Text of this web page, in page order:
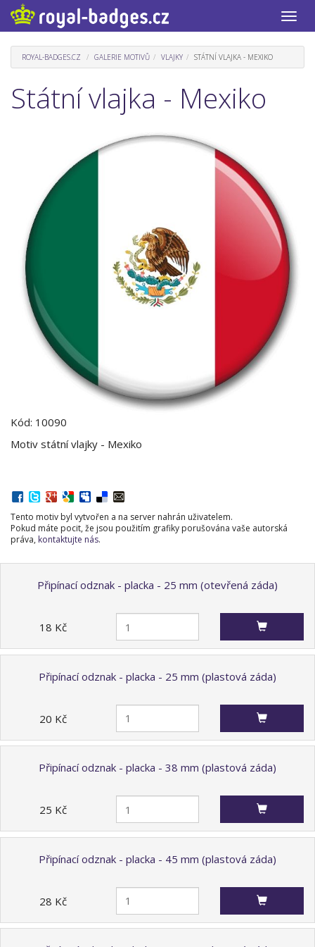
Toggle
ROYAL-BADGES.CZ GALERIE MOTIVŮ VLAJKY STÁTNÍ VLAJKA - MEXIKO
Státní vlajka - Mexiko
Kód: 10090
Motiv státní vlajky - Mexiko
Tento motiv byl vytvořen a na server nahrán uživatelem.
Pokud máte pocit, že jsou použitím grafiky porušována vaše autorská
práva, kontaktujte nás.
Připínací odznak - placka - 25 mm (otevřená záda)
18 Kč
Připínací odznak - placka - 25 mm (plastová záda)
20 Kč
Připínací odznak - placka - 38 mm (plastová záda)
25 Kč
Připínací odznak - placka - 45 mm (plastová záda)
28 Kč